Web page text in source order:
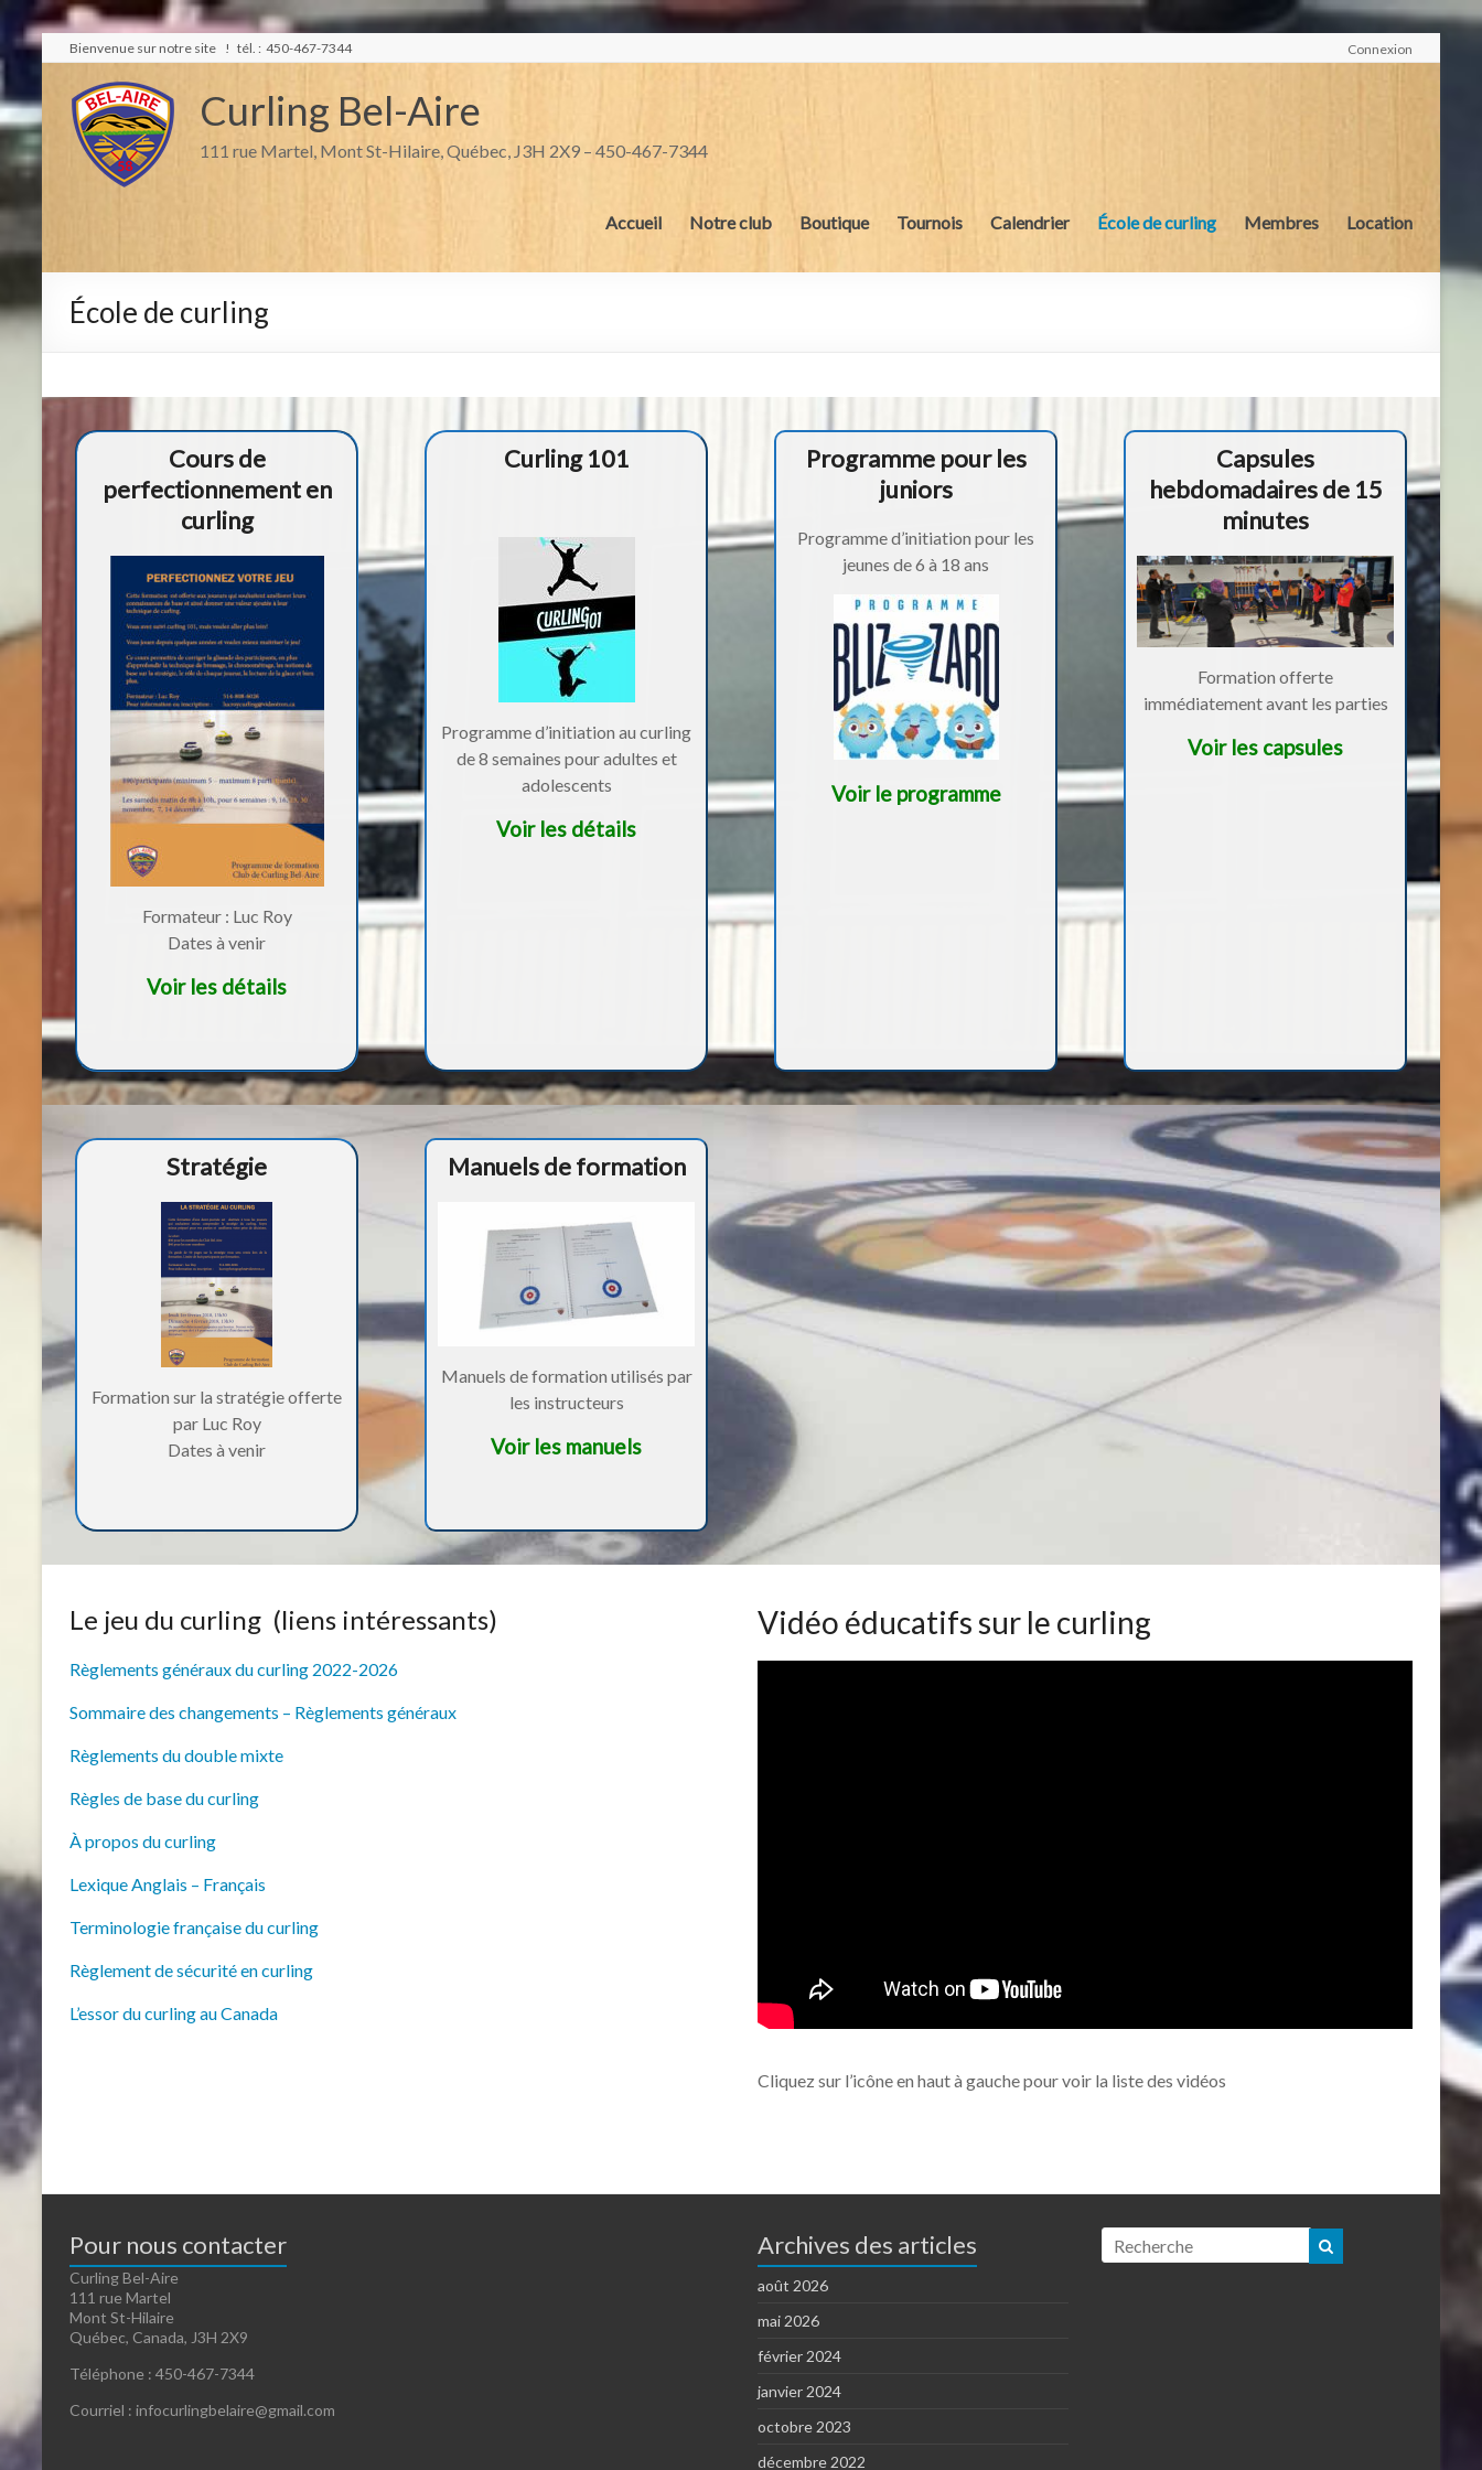
Bienvenue sur notre site ! tél. : 450-467-7344 Connexion
Curling Bel-Aire
111 rue Martel, Mont St-Hilaire, Québec, J3H 2X9 – 450-467-7344
Accueil Notre club Boutique Tournois Calendrier École de curling Membres Location
École de curling
Cours de
perfectionnement en
curling
Formateur : Luc Roy
Dates à venir
Voir les détails
Curling 101
Programme d’initiation au curling
de 8 semaines pour adultes et
adolescents
Voir les détails
Programme pour les
juniors
Programme d’initiation pour les
jeunes de 6 à 18 ans
Voir le programme
Capsules
hebdomadaires de 15
minutes
Formation offerte
immédiatement avant les parties
Voir les capsules
Stratégie
Formation sur la stratégie offerte
par Luc Roy
Dates à venir
Manuels de formation
Manuels de formation utilisés par
les instructeurs
Voir les manuels
Le jeu du curling (liens intéressants)
Règlements généraux du curling 2022-2026
Sommaire des changements – Règlements généraux
Règlements du double mixte
Règles de base du curling
À propos du curling
Lexique Anglais – Français
Terminologie française du curling
Règlement de sécurité en curling
L’essor du curling au Canada
Vidéo éducatifs sur le curling
Cliquez sur l’icône en haut à gauche pour voir la liste des vidéos
Pour nous contacter
Curling Bel-Aire
111 rue Martel
Mont St-Hilaire
Québec, Canada, J3H 2X9
Téléphone : 450-467-7344
Courriel : infocurlingbelaire@gmail.com
Archives des articles
août 2026
mai 2026
février 2024
janvier 2024
octobre 2023
décembre 2022